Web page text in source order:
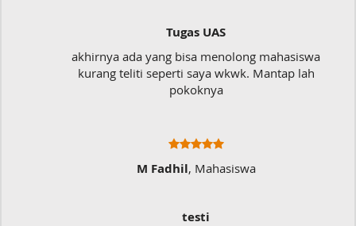
Tugas UAS
akhirnya ada yang bisa menolong mahasiswa
kurang teliti seperti saya wkwk. Mantap lah
pokoknya
M Fadhil, Mahasiswa
testi